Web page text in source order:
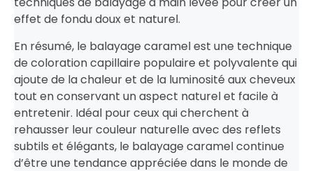
effet de fondu doux et naturel.
En résumé, le balayage caramel est une technique
de coloration capillaire populaire et polyvalente qui
ajoute de la chaleur et de la luminosité aux cheveux
tout en conservant un aspect naturel et facile à
entretenir. Idéal pour ceux qui cherchent à
rehausser leur couleur naturelle avec des reflets
subtils et élégants, le balayage caramel continue
d’être une tendance appréciée dans le monde de